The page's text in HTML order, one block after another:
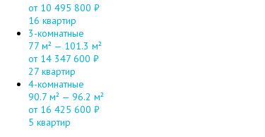
от 10 495 800 ₽
16 квартир
3-комнатные
77 м² — 101.3 м²
от 14 347 600 ₽
27 квартир
4-комнатные
90.7 м² — 96.2 м²
от 16 425 600 ₽
5 квартир